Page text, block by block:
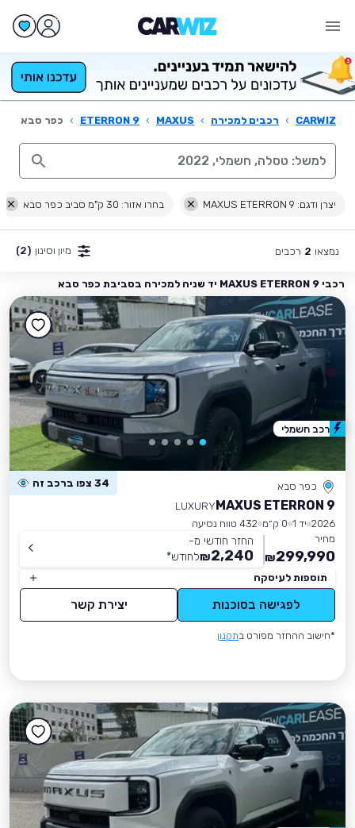
CARWIZ
› רכבים למכירה ›
MAXUS
›
ETERRON 9
› כפר סבא
יצרן ודגם: MAXUS ETERRON 9 בחרו אזור: 30 ק"מ סביב כפר סבא
נמצאו 2 רכבים מיון וסינון (2)
רכבי MAXUS ETERRON 9 יד שניה למכירה בסביבת כפר סבא
כפר סבא 34 צפו ברכב זה
MAXUS ETERRON 9
LUXURY
2026 יד 1 0 ק״מ
432 טווח נסיעה
מחיר
299,990
₪
החזר חודשי מ-
2,240
₪לחודש*
תוספות לעיסקה
לפגישה בסוכנות יצירת קשר
*חישוב ההחזר מפורט בתקנון
רכב חשמלי